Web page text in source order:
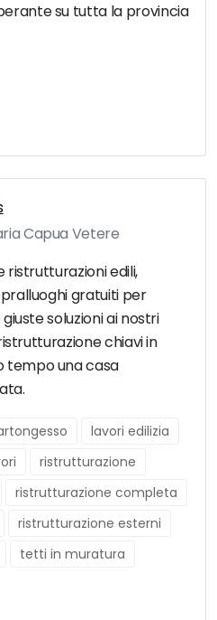
su tutta la provincia
Capua Vetere
ristrutturazioni edili,
gratuiti per
soluzioni ai nostri
chiavi in
tempo una casa
lavori edilizia
ristrutturazione
ristrutturazione completa
ristrutturazione esterni
tetti in muratura